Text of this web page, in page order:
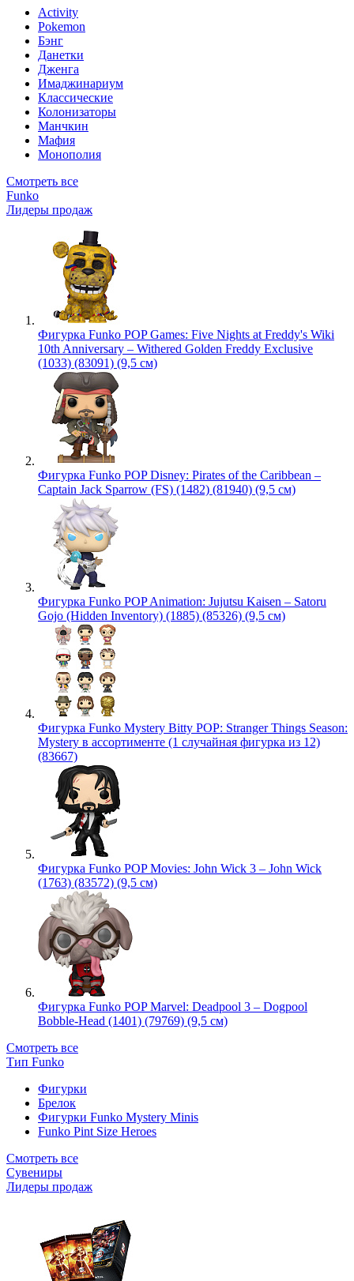
Activity
Pokemon
Бэнг
Данетки
Дженга
Имаджинариум
Классические
Колонизаторы
Манчкин
Мафия
Монополия
Смотреть все
Funko
Лидеры продаж
Фигурка Funko POP Games: Five Nights at Freddy's Wiki
10th Anniversary – Withered Golden Freddy Exclusive
(1033) (83091) (9,5 см)
Фигурка Funko POP Disney: Pirates of the Caribbean –
Captain Jack Sparrow (FS) (1482) (81940) (9,5 см)
Фигурка Funko POP Animation: Jujutsu Kaisen – Satoru
Gojo (Hidden Inventory) (1885) (85326) (9,5 см)
Фигурка Funko Mystery Bitty POP: Stranger Things Season:
Mystery в ассортименте (1 случайная фигурка из 12)
(83667)
Фигурка Funko POP Movies: John Wick 3 – John Wick
(1763) (83572) (9,5 см)
Фигурка Funko POP Marvel: Deadpool 3 – Dogpool
Bobble-Head (1401) (79769) (9,5 см)
Смотреть все
Тип Funko
Фигурки
Брелок
Фигурки Funko Mystery Minis
Funko Pint Size Heroes
Смотреть все
Сувениры
Лидеры продаж